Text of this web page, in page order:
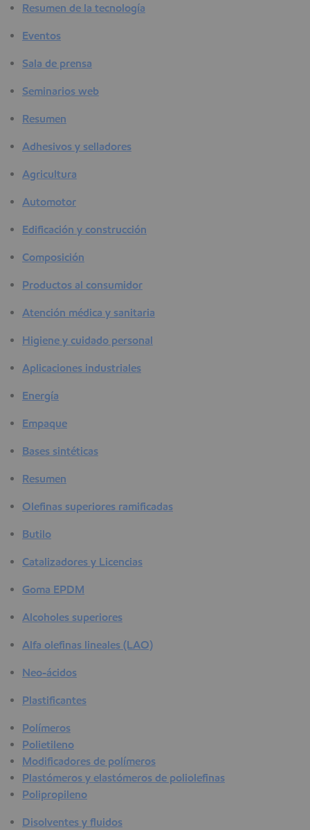
Resumen de la tecnología
Eventos
Sala de prensa
Seminarios web
Resumen
Adhesivos y selladores
Agricultura
Automotor
Edificación y construcción
Composición
Productos al consumidor
Atención médica y sanitaria
Higiene y cuidado personal
Aplicaciones industriales
Energía
Empaque
Bases sintéticas
Resumen
Olefinas superiores ramificadas
Butilo
Catalizadores y Licencias
Goma EPDM
Alcoholes superiores
Alfa olefinas lineales (LAO)
Neo-ácidos
Plastificantes
Polímeros
Polietileno
Modificadores de polímeros
Plastómeros y elastómeros de poliolefinas
Polipropileno
Disolventes y fluidos